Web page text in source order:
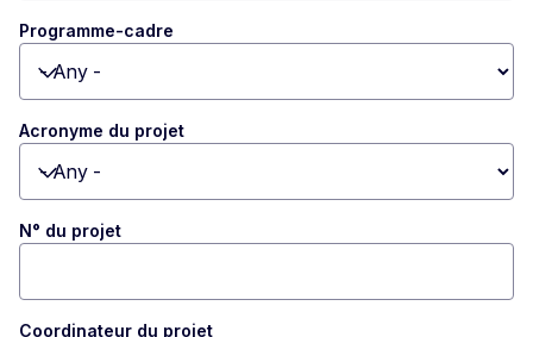
Programme-cadre
Toggle dropdown
Acronyme du projet
Toggle dropdown
N° du projet
Coordinateur du projet